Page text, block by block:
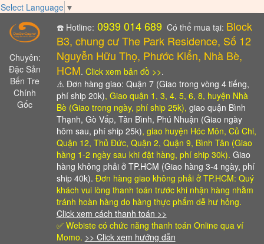
Select Language ▼
Chuyên:
Đặc Sản
Bến Tre
Chính
Gốc
☎️ Hotline: 0939 014 689 Có thể mua tại: Block
B3, chung cư The Park Residence, Số 12
Nguyễn Hữu Thọ, Phước Kiển, Nhà Bè,
HCM. Click xem bản đồ >>.
⚠️ Đơn hàng giao: Quận 7 (Giao trong vòng 4 tiếng,
phí ship 20k), Giao quận 1, 3, 4, 5, 6, 8, huyện Nhà
Bè (Giao trong ngày, phí ship 25k), giao quận Bình
Thạnh, Gò Vấp, Tân Bình, Phú Nhuận (Giao ngày
hôm sau, phí ship 25k), giao huyện Hóc Môn, Củ Chi,
Quận 12, Thủ Đức, Quận 2, Quận 9, Bình Tân (Giao
hàng 1-2 ngày sau khi đặt hàng, phí ship 30k). Giao
hàng không phải ở TP.HCM (Giao hàng 3-4 ngày, phí
ship 40k). Đơn hàng giao không phải ở TP.HCM: Quý
khách vui lòng thanh toán trước khi nhận hàng nhằm
tránh hoàn hàng do hàng thực phẩm dễ hư hỏng.
Click xem cách thanh toán >>
✅ Webiste có chức năng thanh toán Online qua ví
Momo. >> Click xem hướng dẫn